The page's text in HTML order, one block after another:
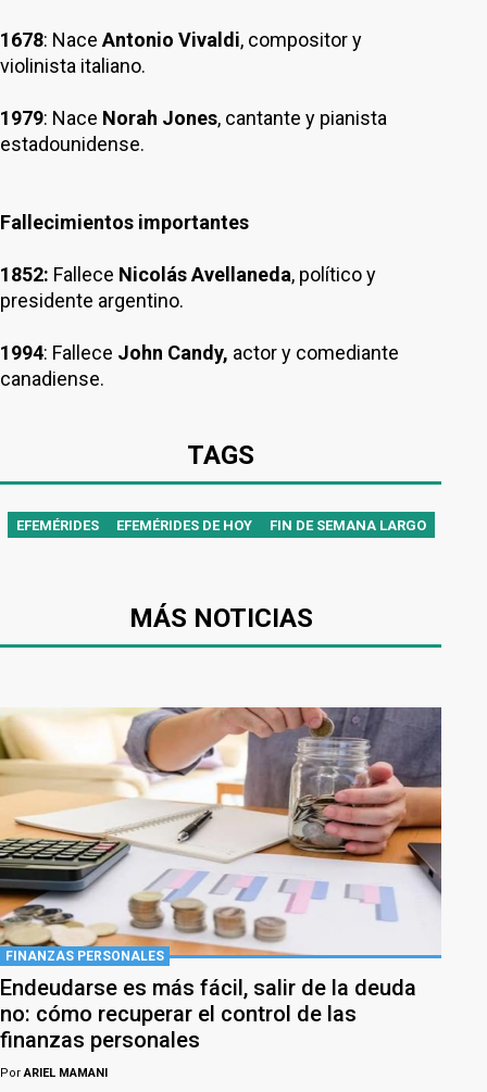
1678: Nace Antonio Vivaldi, compositor y
violinista italiano.
1979: Nace Norah Jones, cantante y pianista
estadounidense.
Fallecimientos importantes
1852: Fallece Nicolás Avellaneda, político y
presidente argentino.
1994: Fallece John Candy, actor y comediante
canadiense.
TAGS
EFEMÉRIDES EFEMÉRIDES DE HOY FIN DE SEMANA LARGO
MÁS NOTICIAS
FINANZAS PERSONALES
Endeudarse es más fácil, salir de la deuda
no: cómo recuperar el control de las
finanzas personales
PorARIEL MAMANI